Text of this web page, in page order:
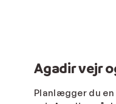
Agadir vejr
Planlægger du